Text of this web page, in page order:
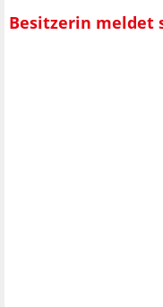
Besitzerin meldet